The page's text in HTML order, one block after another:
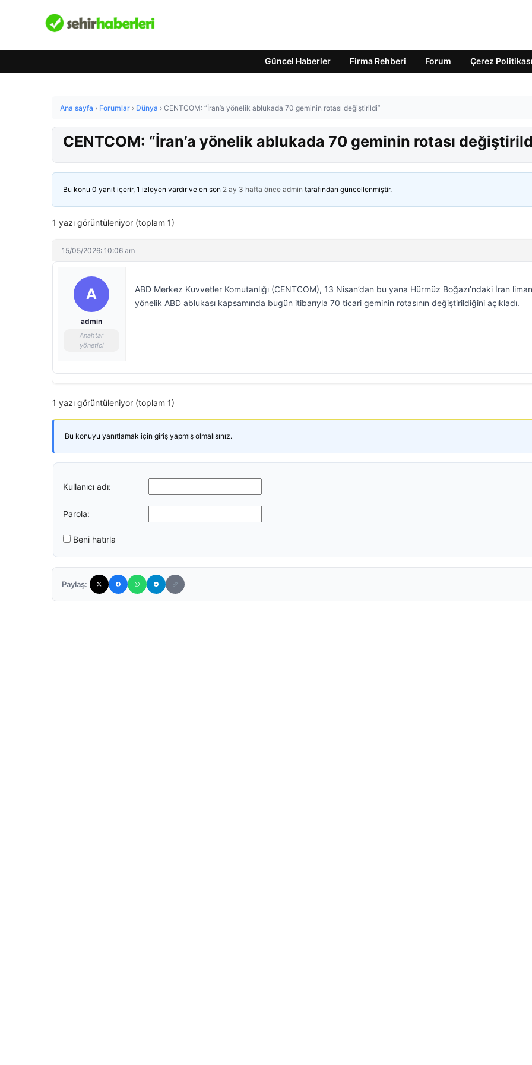
Güncel Haberler Firma Rehberi Forum Çerez Politikası
Ana sayfa › Forumlar › Dünya › CENTCOM: “İran’a yönelik ablukada 70 geminin rotası değiştirildi”
CENTCOM: “İran’a yönelik ablukada 70 geminin rotası
Bu konu 0 yanıt içerir, 1 izleyen vardır ve en son 2 ay 3 hafta önce admin tarafından güncellenmiştir.
1 yazı görüntüleniyor (toplam 1)
15/05/2026: 10:06 am
A
admin
Anahtar
yönetici
ABD Merkez Kuvvetler Komutanlığı (CENTCOM), 13 Nisan’dan bu yana Hürmüz Boğazı’ndaki İran
yönelik ABD ablukası kapsamında bugün itibarıyla 70 ticari geminin rotasının değiştirildiğini açıkladı.
1 yazı görüntüleniyor (toplam 1)
Bu konuyu yanıtlamak için giriş yapmış olmalısınız.
Kullanıcı adı:
Parola:
Beni hatırla
Paylaş: